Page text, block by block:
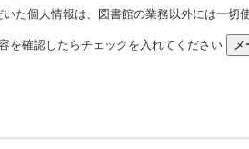
た個人情報は、図書館の業務以外には一切
を確認したらチェックを入れてください